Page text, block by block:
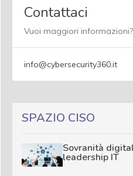
Contattaci
Vuoi maggiori informazioni?
info@cybersecurity360.it
SPAZIO CISO
Sovranità
leadership IT